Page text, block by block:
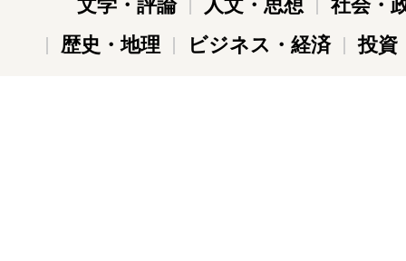
文学・評論 人文・思想
社会・
歴史・地理
ビジネス・経済 投資